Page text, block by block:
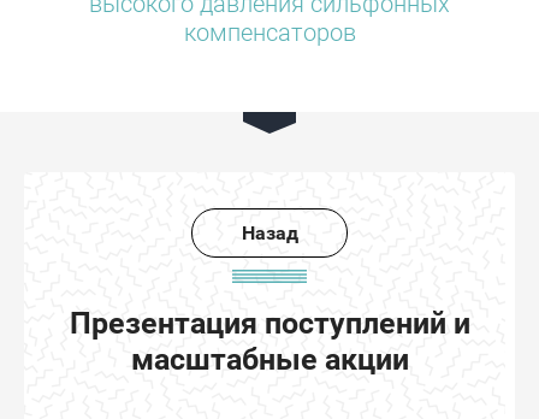
компенсаторов
Презентация поступлений и
масштабные акции